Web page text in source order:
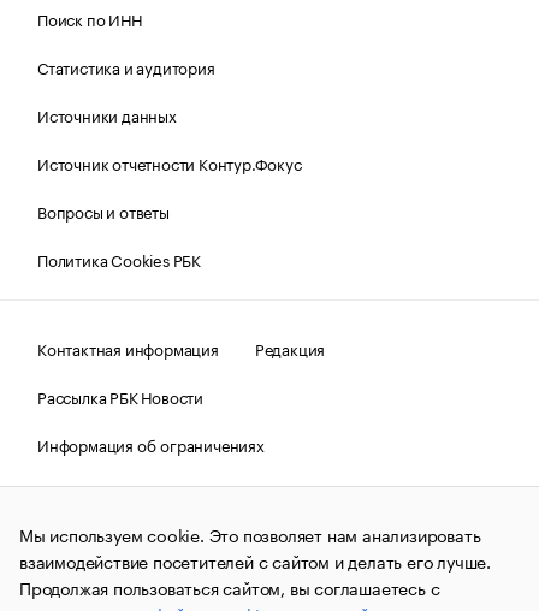
Поиск по ИНН
Статистика и аудитория
Источники данных
Источник отчетности Контур.Фокус
Вопросы и ответы
Политика Cookies РБК
Контактная информация
Редакция
Рассылка РБК Новости
Информация об ограничениях
Правовая информация
О соблюдении авторских прав
© АО «РОСБИЗНЕСКОНСАЛТИНГ»,1995–2026.Сообщения
и материалы информационного агентства «РБК»
(зарегистрировано Федеральной службой по надзору в сфере
связи, информационных технологий и массовых
Мы используем cookie. Это позволяет нам анализировать
взаимодействие посетителей с сайтом и делать его лучше.
Продолжая пользоваться сайтом, вы соглашаетесь с